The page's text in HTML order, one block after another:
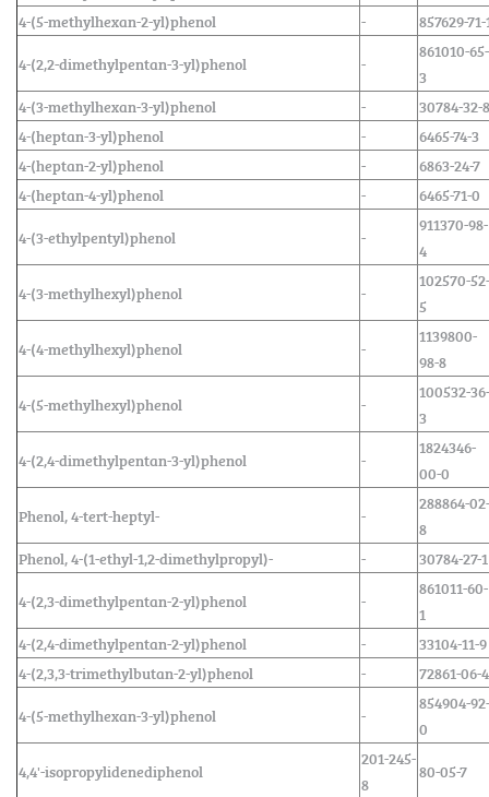
4-(5-methylhexan-2-yl)phenol
-
857629-71-
4-(2,2-dimethylpentan-3-yl)phenol
-
861010-65-
3
4-(3-methylhexan-3-yl)phenol
-
30784-32-8
4-(heptan-3-yl)phenol
-
6465-74-3
4-(heptan-2-yl)phenol
-
6863-24-7
4-(heptan-4-yl)phenol
-
6465-71-0
4-(3-ethylpentyl)phenol
-
911370-98-
4
4-(3-methylhexyl)phenol
-
102570-52-
5
4-(4-methylhexyl)phenol
-
1139800-
98-8
4-(5-methylhexyl)phenol
-
100532-36-
3
4-(2,4-dimethylpentan-3-yl)phenol
-
1824346-
00-0
Phenol, 4-tert-heptyl-
-
288864-02-
8
Phenol, 4-(1-ethyl-1,2-dimethylpropyl)-
-
30784-27-1
4-(2,3-dimethylpentan-2-yl)phenol
-
861011-60-
1
4-(2,4-dimethylpentan-2-yl)phenol
-
33104-11-9
4-(2,3,3-trimethylbutan-2-yl)phenol
-
72861-06-4
4-(5-methylhexan-3-yl)phenol
-
854904-92-
0
4,4'-isopropylidenediphenol
201-245-
8
80-05-7